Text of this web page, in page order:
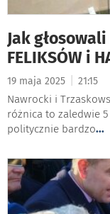
Jak
FELIKSÓW i
19 maja 2025 21:15
Nawrocki i
różnica to zaledwie
politycznie bardzo...